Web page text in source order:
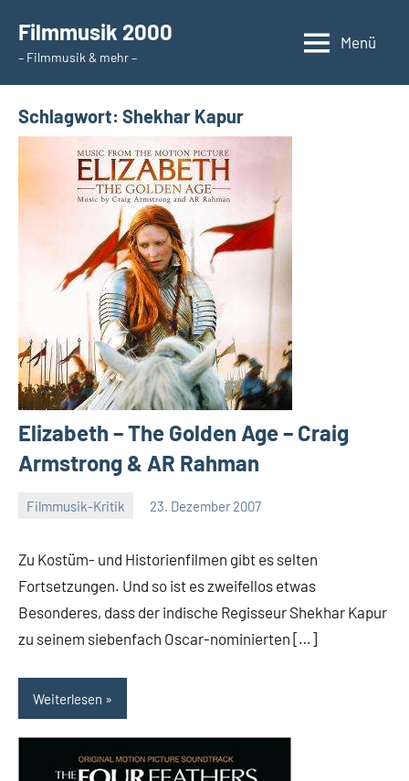
Inhalt
springen
Filmmusik 2000
– Filmmusik & mehr –
Menü
Schlagwort: Shekhar Kapur
Elizabeth – The Golden Age – Craig
Armstrong & AR Rahman
Filmmusik-Kritik 23. Dezember 2007
Zu Kostüm- und Historienfilmen gibt es selten
Fortsetzungen. Und so ist es zweifellos etwas
Besonderes, dass der indische Regisseur Shekhar Kapur
zu seinem siebenfach Oscar-nominierten […]
Weiterlesen